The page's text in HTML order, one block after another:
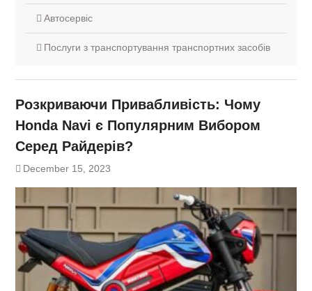
Автосервіс
Послуги з транспортування транспортних засобів
Розкриваючи Привабливість: Чому
Honda Navi є Популярним Вибором
Серед Райдерів?
December 15, 2023